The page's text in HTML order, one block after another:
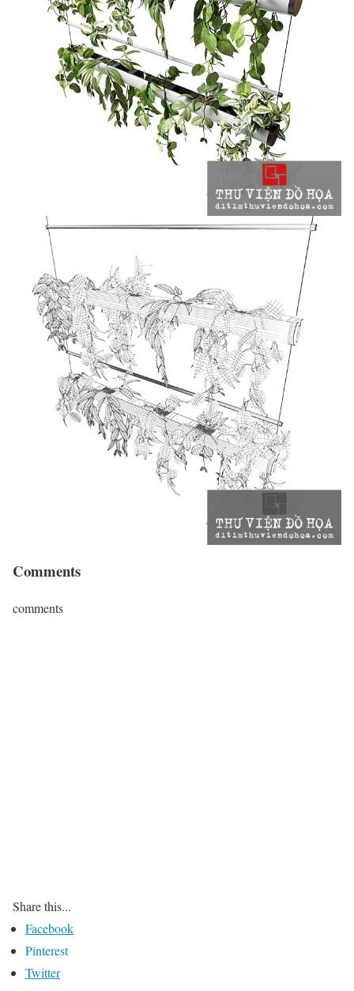
Comments
comments
Share this...
Facebook
Pinterest
Twitter